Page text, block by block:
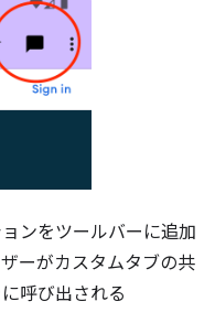
ンをツールバーに追加
ーがカスタムタブの共
呼び出される